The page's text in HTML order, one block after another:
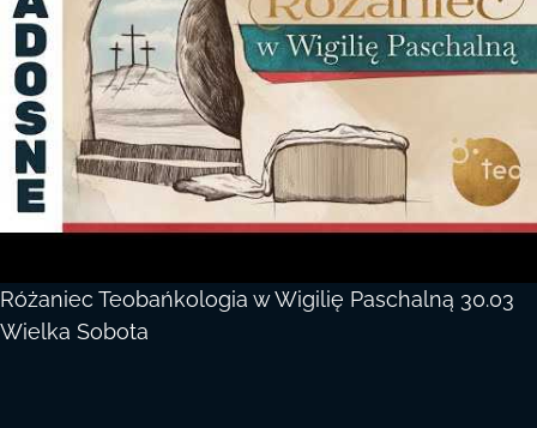
Różaniec Teobańkologia w Wigilię Paschalną 30.03
Wielka Sobota